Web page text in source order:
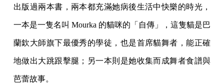
出版過兩本書，兩本都充滿她病後生活中快樂的時光，
一本是一隻名叫 Mourka 的貓咪的「自傳」，這隻貓是巴
蘭欽大師旗下最優秀的學徒，也是首席貓舞者，能正確
地做出大跳跟擊腿；另一本則是她收集而成舞者食譜與
芭蕾故事。